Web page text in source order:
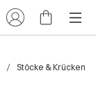
Stöcke & Krücken